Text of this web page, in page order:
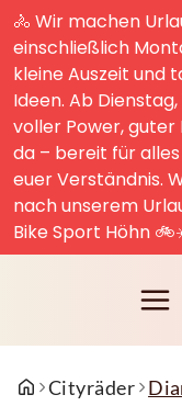
🚴 Wir machen
einschließlich
kleine Auszeit und
Ideen. Ab Dienstag,
voller Power, guter
da – bereit für
euer Verständnis.
nach unserem
Bike Sport Höhn
Cityräder